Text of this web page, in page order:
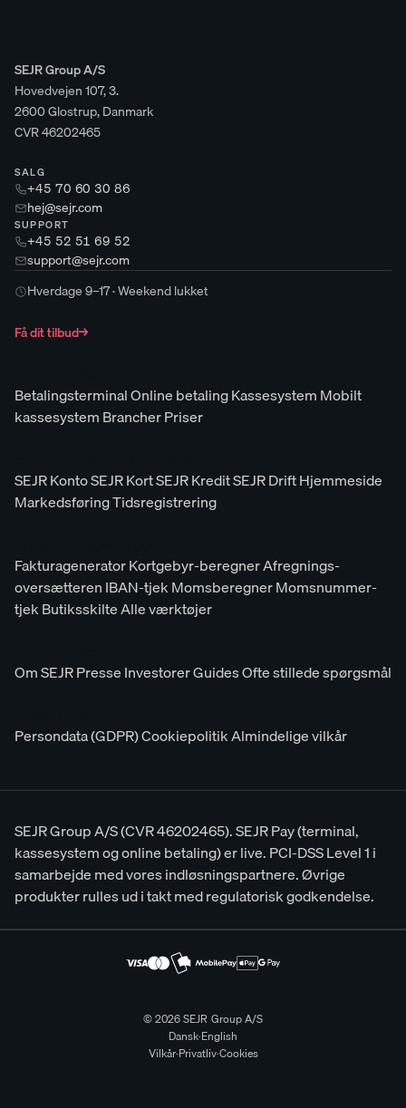
SEJR Group A/S
Hovedvejen 107, 3.
2600 Glostrup, Danmark
CVR 46202465
SALG
+45 70 60 30 86
hej@sejr.com
SUPPORT
+45 52 51 69 52
support@sejr.com
Hverdage 9–17 · Weekend lukket
Få dit tilbud→
BetalingsterminalOnline betalingKassesystemMobilt
kassesystemBrancherPriser
SEJR KontoSEJR KortSEJR KreditSEJR DriftHjemmeside
MarkedsføringTidsregistrering
FakturageneratorKortgebyr-beregnerAfregnings-
oversætterenIBAN-tjekMomsberegnerMomsnummer-
tjekButiksskilteAlle værktøjer
Om SEJRPresseInvestorerGuidesOfte stillede spørgsmål
Persondata (GDPR)CookiepolitikAlmindelige vilkår
SEJR Group A/S (CVR 46202465). SEJR Pay (terminal,
kassesystem og online betaling) er live. PCI-DSS Level 1 i
samarbejde med vores indløsningspartnere. Øvrige
produkter rulles ud i takt med regulatorisk godkendelse.
© 2026 SEJR Group A/S
Dansk·English
Vilkår·Privatliv·Cookies